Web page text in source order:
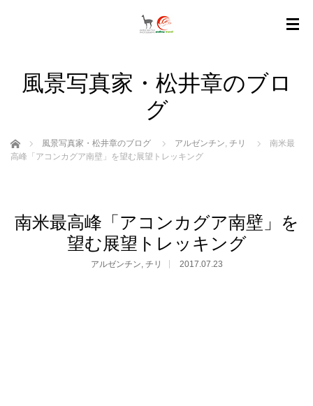
風景写真家・松井章のブロ
グ
ホーム 風景写真家・松井章のブログ アルゼンチン, チリ
南米最
高峰「アコンカグア南壁」を望む展望トレッキング
南米最高峰「アコンカグア南壁」を
望む展望トレッキング
アルゼンチン, チリ 2017.07.23